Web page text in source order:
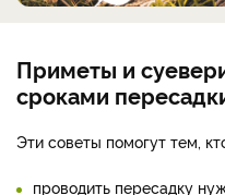
Приметы и
сроками
Эти советы помогут тем,
проводить пересадку